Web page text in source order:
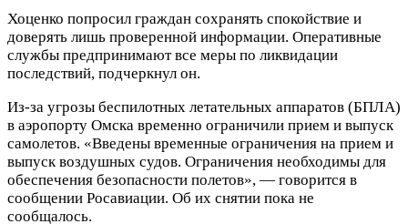
Хоценко попросил граждан сохранять спокойствие и
доверять лишь проверенной информации. Оперативные
службы предпринимают все меры по ликвидации
последствий, подчеркнул он.
Из-за угрозы беспилотных летательных аппаратов (БПЛА)
в аэропорту Омска временно ограничили прием и выпуск
самолетов. «Введены временные ограничения на прием и
выпуск воздушных судов. Ограничения необходимы для
обеспечения безопасности полетов», — говорится в
сообщении Росавиации. Об их снятии пока не
сообщалось.